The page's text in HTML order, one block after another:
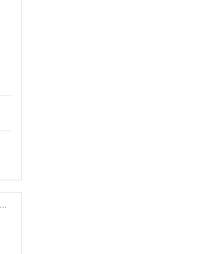
星空に手が届く、大人のためのエンターテイメント空間「コニカミノルタプラネタリア TOKYO」